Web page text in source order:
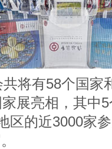
将有58个国家
展亮相，其中
区的近3000家